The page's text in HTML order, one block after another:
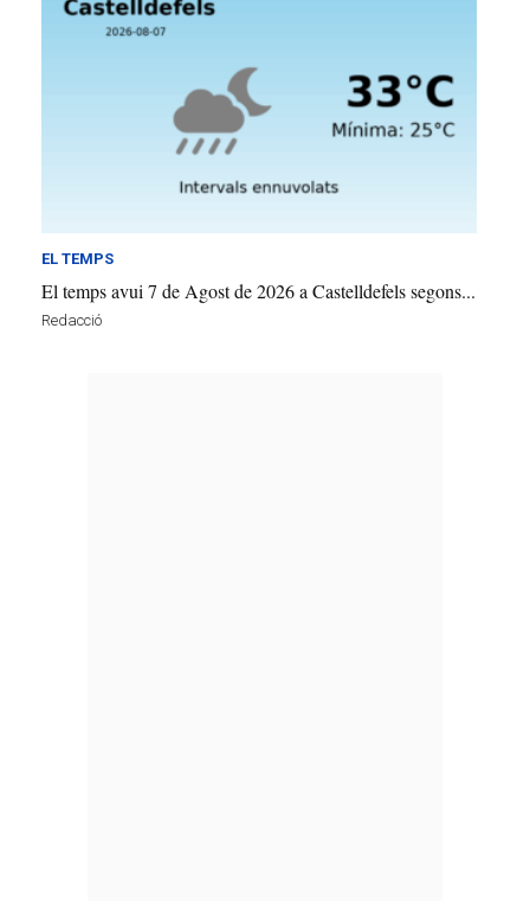
EL TEMPS
El temps avui 7 de Agost de 2026 a Castelldefels segons...
Redacció